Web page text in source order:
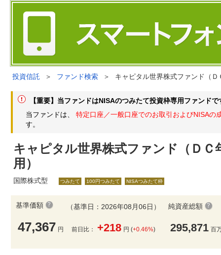
投資信託 ＞ ファンド検索 ＞ キャピタル世界株式ファンド（
【重要】当ファンドはNISAのつみたて投資枠専用ファンドで
当ファンドは、
特定口座／一般口座でのお取引およびNISAの
す。
キャピタル世界株式ファンド（ＤＣ
用）
国際株式型 つみたて 100円つみたて NISAつみたて枠
基準価額
47,367 円
（基準日：2026年08月06日）
前日比： +218 円 (+0.46%)
純資産総額
295,871 百